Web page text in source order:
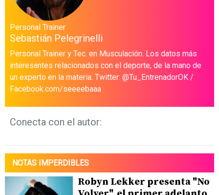
Personal Trainer
Sebastián Pelegrinelli
Personal Trainer y Tec. en Musculación. Los datos más
interesantes relacionados con el deporte, de la mano de
un experto en la materia. Twitter: @Tu_EntrenadorOK /
Facebook.com/seeeebaaa
Conecta con el autor:
NOTAS IMPERDIBLES
Robyn Lekker presenta "No